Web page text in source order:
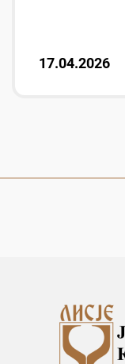
17.04.2026